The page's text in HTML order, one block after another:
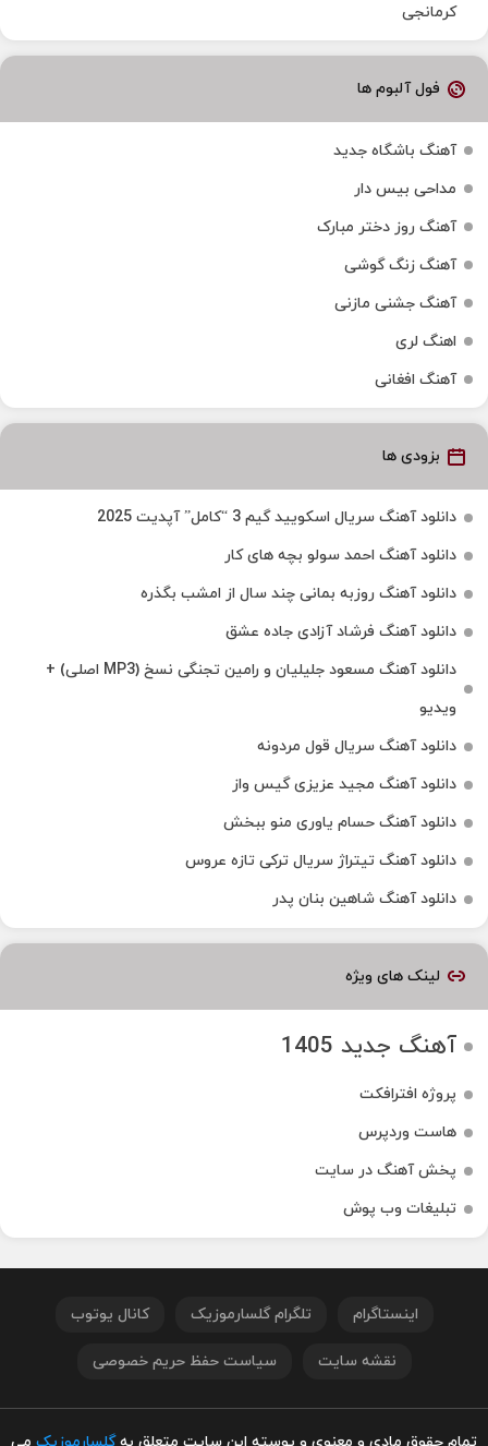
کرمانجی
فول آلبوم ها
آهنگ باشگاه جدید
مداحی بیس دار
آهنگ روز دختر مبارک
آهنگ زنگ گوشی
آهنگ جشنی مازنی
اهنگ لری
آهنگ افغانی
بزودی ها
دانلود آهنگ سریال اسکویید گیم 3 “کامل” آپدیت 2025
دانلود آهنگ احمد سولو بچه های کار
دانلود آهنگ روزبه بمانی چند سال از امشب بگذره
دانلود آهنگ فرشاد آزادی جاده عشق
دانلود آهنگ مسعود جلیلیان و رامین تجنگی نسخ (MP3 اصلی) +
ویدیو
دانلود آهنگ سریال قول مردونه
دانلود آهنگ مجید عزیزی گیس واز
دانلود آهنگ حسام یاوری منو ببخش
دانلود آهنگ تیتراژ سریال ترکی تازه عروس
دانلود آهنگ شاهین بنان پدر
لینک های ویژه
آهنگ جدید 1405
پروژه افترافکت
هاست وردپرس
پخش آهنگ در سایت
تبلیغات وب پوش
اینستاگرام تلگرام گلسارموزیک کانال یوتوب
نقشه سایت سیاست حفظ حریم خصوصی
تمام حقوق مادی و معنوی و پوسته این سایت متعلق بهگلسارموزیک می